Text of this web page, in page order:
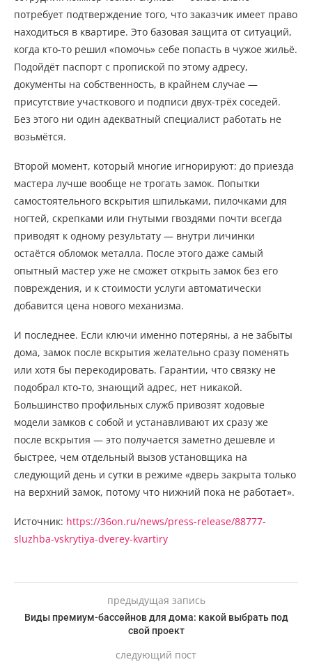
потребует подтверждение того, что заказчик имеет право
находиться в квартире. Это базовая защита от ситуаций,
когда кто-то решил «помочь» себе попасть в чужое жильё.
Подойдёт паспорт с пропиской по этому адресу,
документы на собственность, в крайнем случае —
присутствие участкового и подписи двух-трёх соседей.
Без этого ни один адекватный специалист работать не
возьмётся.
Второй момент, который многие игнорируют: до приезда
мастера лучше вообще не трогать замок. Попытки
самостоятельного вскрытия шпильками, пилочками для
ногтей, скрепками или гнутыми гвоздями почти всегда
приводят к одному результату — внутри личинки
остаётся обломок металла. После этого даже самый
опытный мастер уже не сможет открыть замок без его
повреждения, и к стоимости услуги автоматически
добавится цена нового механизма.
И последнее. Если ключи именно потеряны, а не забыты
дома, замок после вскрытия желательно сразу поменять
или хотя бы перекодировать. Гарантии, что связку не
подобрал кто-то, знающий адрес, нет никакой.
Большинство профильных служб привозят ходовые
модели замков с собой и устанавливают их сразу же
после вскрытия — это получается заметно дешевле и
быстрее, чем отдельный вызов установщика на
следующий день и сутки в режиме «дверь закрыта только
на верхний замок, потому что нижний пока не работает».
Источник: https://36on.ru/news/press-release/88777-
sluzhba-vskrytiya-dverey-kvartiry
предыдущая запись
Виды премиум-бассейнов для дома: какой выбрать под
свой проект
следующий пост